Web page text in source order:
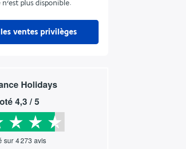
plus disponible.
ventes privilèges
Holidays
4,3/ 5
sur4 273 avis